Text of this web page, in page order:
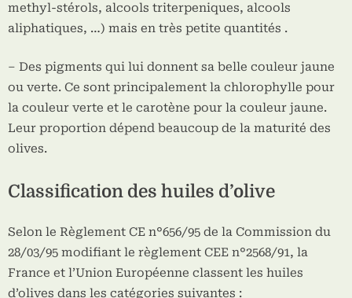
methyl-stérols, alcools triterpeniques, alcools
aliphatiques, …) mais en très petite quantités .
– Des pigments qui lui donnent sa belle couleur jaune
ou verte. Ce sont principalement la chlorophylle pour
la couleur verte et le carotène pour la couleur jaune.
Leur proportion dépend beaucoup de la maturité des
olives.
Classification des huiles d’olive
Selon le Règlement CE n°656/95 de la Commission du
28/03/95 modifiant le règlement CEE n°2568/91, la
France et l’Union Européenne classent les huiles
d’olives dans les catégories suivantes :